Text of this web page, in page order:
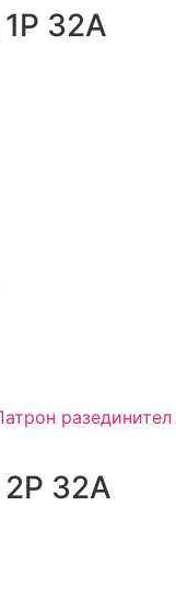
32A
32A